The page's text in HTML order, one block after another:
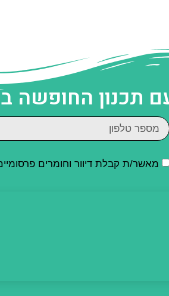
תכנון החופשה
מאשר/ת קבלת דיוור וחומרים